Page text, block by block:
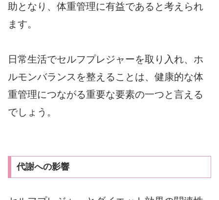
助となり、体重管理に有益であると考えられ
ます。
日常生活でセルフプレジャーを取り入れ、ホ
ルモンバランスを整えることは、健康的な体
重管理につながる重要な要素の一つと言える
でしょう。
代謝への影響